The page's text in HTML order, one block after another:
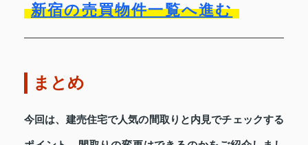
新宿の売買物件一覧へ進む
まとめ
今回は、建売住宅で人気の間取りと内見でチェックする